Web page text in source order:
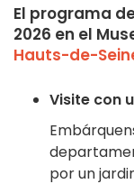
El programa
2026 en el
Hauts-de-
Visite con
por un